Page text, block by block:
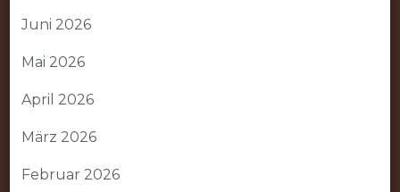
Juni 2026
Mai 2026
April 2026
März 2026
Februar 2026